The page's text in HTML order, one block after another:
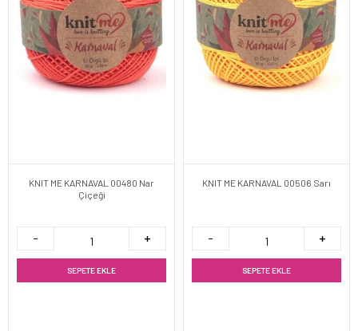
KNIT ME KARNAVAL 00480 Nar
Çiçeği
SEPETE EKLE
KNIT ME KARNAVAL 00506 Sarı
SEPETE EKLE